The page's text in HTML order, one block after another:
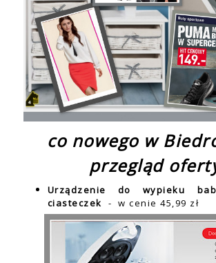
co nowego w
przegląd
Urządzenie do wypieku
ciasteczek
- w cenie 45,99 zł